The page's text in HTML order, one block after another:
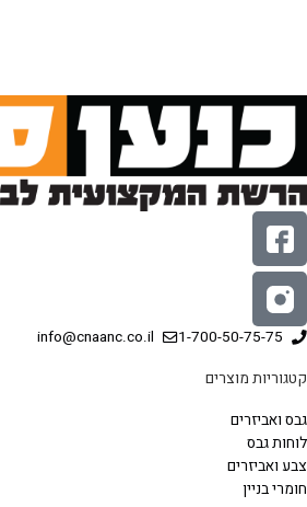
1-700-50-75-75
info@cnaanc.co.il
קטגוריות מוצרים
גבס ואביזרים
לוחות גבס
צבע ואביזרים
חומרי בניין